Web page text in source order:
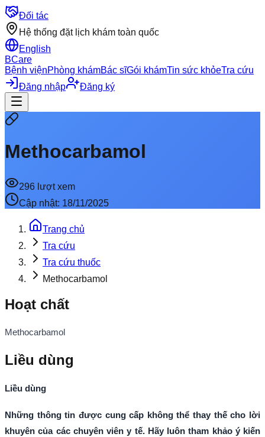
Đối tác
Hệ thống đặt lịch khám toàn quốc
English
BCare
Bệnh việnPhòng khámBác sĩGói khámTin sức khỏeTra cứu
Đăng nhập
Đăng ký
Methocarbamol
296 lượt xem
Cập nhật: 18/11/2025
Trang chủ
Tra cứu
Tra cứu thuốc
Methocarbamol
Hoạt chất
Methocarbamol
Liều dùng
Liều dùng
Những thông tin được cung cấp không thể thay thế cho lời
khuyên của các chuyên viên y tế. Hãy luôn tham khảo ý kiến